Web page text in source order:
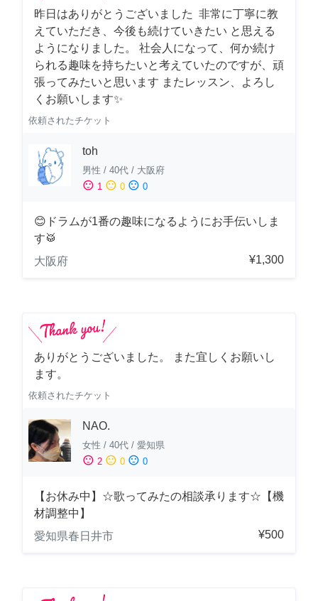
昨日はありがとうございました 非常に丁寧に教
えていただき、今後も続けていきたい と思える
ようになりました。 社会人になって、何か続け
られる趣味を持ちたいと考えていたのですが、頑
張ってみたいと思います またレッスン、よろし
くお願いします✨
依頼されたチケット
toh
男性 / 40代 / 大阪府
sentiment_satisfied 1 sentiment_neutral 0 sentiment_dissatisfied 0
😊ドラムが1番の趣味になるようにお手伝いしま
す🥁
大阪府
¥1,300
ありがとうございました。 また宜しくお願いし
ます。
依頼されたチケット
NAO.
女性 / 40代 / 愛知県
sentiment_satisfied 2 sentiment_neutral 0 sentiment_dissatisfied 0
【お休み中】☆歌ってみたの相談承ります☆【機
材調整中】
愛知県春日井市
¥500